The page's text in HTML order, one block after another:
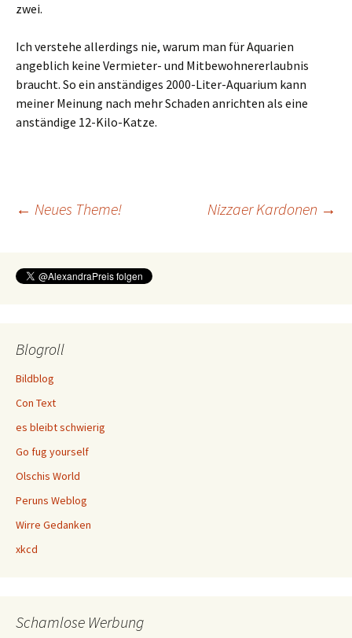
zwei.
Ich verstehe allerdings nie, warum man für Aquarien
angeblich keine Vermieter- und Mitbewohnererlaubnis
braucht. So ein anständiges 2000-Liter-Aquarium kann
meiner Meinung nach mehr Schaden anrichten als eine
anständige 12-Kilo-Katze.
Beitragsnavigation
← Neues Theme! Nizzaer Kardonen →
Blogroll
Bildblog
Con Text
es bleibt schwierig
Go fug yourself
Olschis World
Peruns Weblog
Wirre Gedanken
xkcd
Schamlose Werbung